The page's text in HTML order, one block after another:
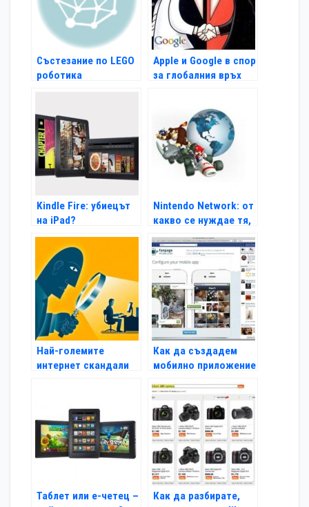
Състезание по LEGO
роботика
Apple и Google в спор
за глобалния връх
Kindle Fire: убиецът
на iPad?
Nintendo Network: от
какво се нуждае тя,
за да успее?
Най-големите
интернет скандали
Как да създадем
мобилно приложение
Таблет или е-четец –
Как да разбирате,